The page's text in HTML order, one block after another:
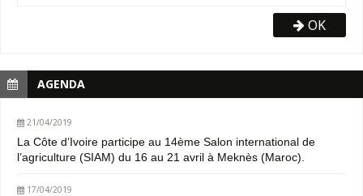
OK
AGENDA
21/04/2019
La Côte d’Ivoire participe au 14ème Salon international de
l’agriculture (SIAM) du 16 au 21 avril à Meknès (Maroc).
17/04/2019